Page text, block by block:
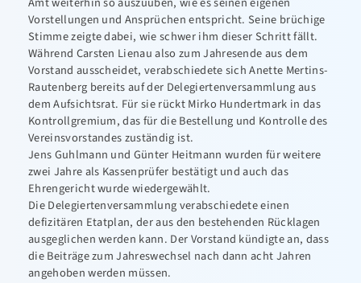
Vorstellungen und Ansprüchen entspricht. Seine brüchige
Stimme zeigte dabei, wie schwer ihm dieser Schritt fällt.
Während Carsten Lienau also zum Jahresende aus dem
Vorstand ausscheidet, verabschiedete sich Anette Mertins-
Rautenberg bereits auf der Delegiertenversammlung aus
dem Aufsichtsrat. Für sie rückt Mirko Hundertmark in das
Kontrollgremium, das für die Bestellung und Kontrolle des
Vereinsvorstandes zuständig ist.
Jens Guhlmann und Günter Heitmann wurden für weitere
zwei Jahre als Kassenprüfer bestätigt und auch das
Ehrengericht wurde wiedergewählt.
Die Delegiertenversammlung verabschiedete einen
defizitären Etatplan, der aus den bestehenden Rücklagen
ausgeglichen werden kann. Der Vorstand kündigte an, dass
die Beiträge zum Jahreswechsel nach dann acht Jahren
angehoben werden müssen.